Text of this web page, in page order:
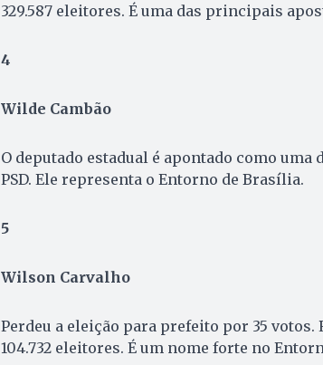
329.587 eleitores. É uma das principais
4
Wilde Cambão
O deputado estadual é apontado como
PSD. Ele representa o Entorno de Brasília.
5
Wilson Carvalho
Perdeu a eleição para prefeito por 35 votos.
104.732 eleitores. É um nome forte no